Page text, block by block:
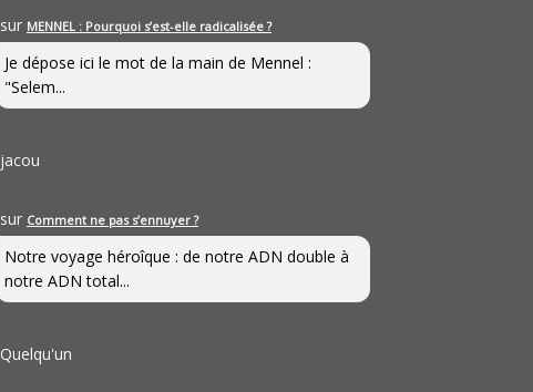
sur MENNEL : Pourquoi s’est-elle radicalisée ?
Je dépose ici le mot de la main de Mennel :
"Selem...
jacou
sur Comment ne pas s’ennuyer ?
Notre voyage héroîque : de notre ADN double à
notre ADN total...
Quelqu'un